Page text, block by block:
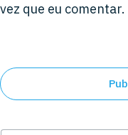
vez que eu comentar.